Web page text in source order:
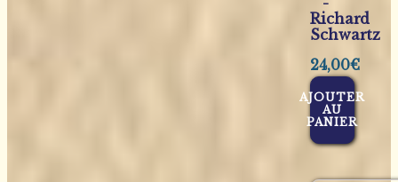
Richard
Schwartz
24,00€
AJOUTER
AU
PANIER